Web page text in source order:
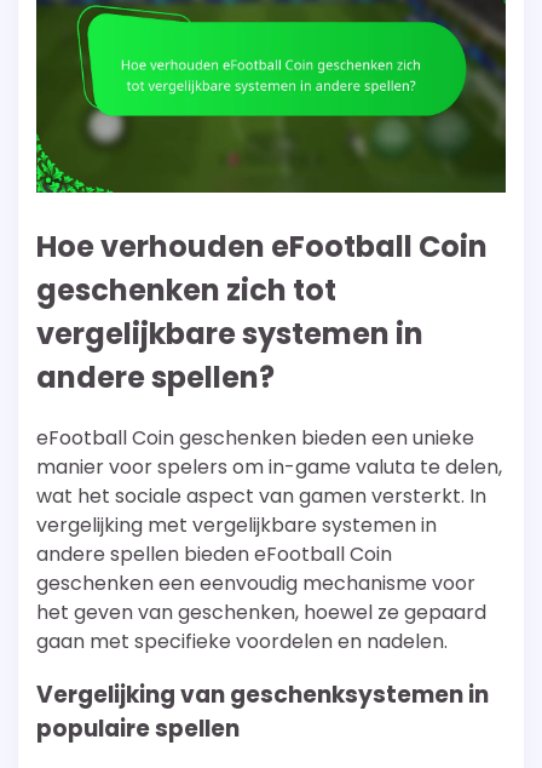
Hoe verhouden eFootball Coin
geschenken zich tot
vergelijkbare systemen in
andere spellen?
eFootball Coin geschenken bieden een unieke
manier voor spelers om in-game valuta te delen,
wat het sociale aspect van gamen versterkt. In
vergelijking met vergelijkbare systemen in
andere spellen bieden eFootball Coin
geschenken een eenvoudig mechanisme voor
het geven van geschenken, hoewel ze gepaard
gaan met specifieke voordelen en nadelen.
Vergelijking van geschenksystemen in
populaire spellen